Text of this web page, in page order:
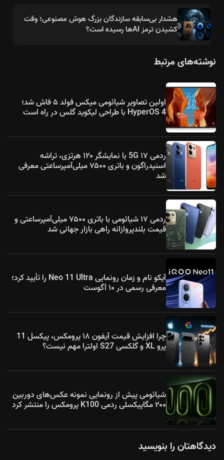
هشدار بی‌سابقه سازندگان بزرگ هوش مصنوعی؛ وقت
کشیدن ترمز AIها رسیده است؟
نوشته‌های مرتبط
اولین تصاویر شیائومی میکس فولد ۵ فاش شد؛
HyperOS 4 با طراحی لیکوید گلس در راه است
ردمی ۱۷ 5G با نمایشگر ۱۲۰ هرتزی، تراشه
اسنپدراگون و باتری ۷۵۰۰ میلی‌آمپرساعتی معرفی
شد
ردمی ۱۷ شیائومی با باتری ۷۵۰۰ میلی‌آمپرساعتی و
قیمت بلندپروازانه راهی بازار جهانی شد
آیکو نام و زمان رونمایی Neo 11 Ultra را تأیید کرد؛
معرفی رسمی در ۱۰ آگوست
چرا افزایش قیمت آیفون ۱۸ پرومکس، پیکسل 11
پرو XL و گلکسی S27 اولترا مهم نیست؟
شیائومی پیش از رونمایی نمونه عکس‌های دوربین
۲۰۰ مگاپیکسلی ردمی K100 پرومکس را منتشر کرد
دیدگاهتان را بنویسید